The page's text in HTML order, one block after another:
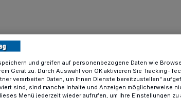
und greifen auf personenbezogene Daten wie
Gerät zu. Durch Auswahl von OK aktivieren Sie Tracking-
verarbeiten Daten, um Ihnen Dienste bereitzustellen“
sind, sind manche Inhalte und Anzeigen möglicherweise
Menü jederzeit wieder aufrufen, um Ihre Einstellungen zu